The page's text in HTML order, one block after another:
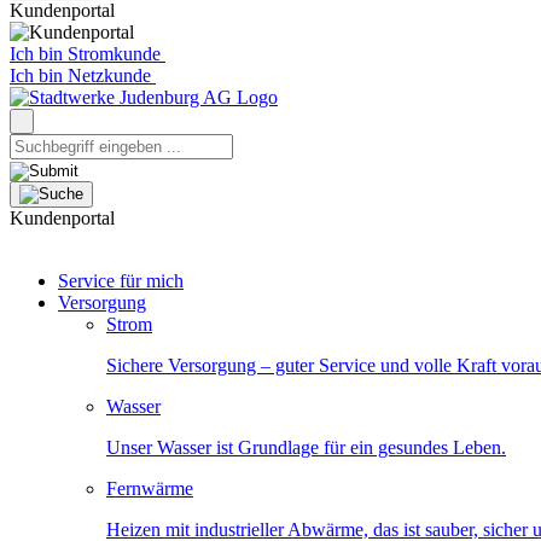
Kundenportal
Ich bin Stromkunde
Ich bin Netzkunde
Kundenportal
Service für mich
Versorgung
Strom
Sichere Versorgung – guter Service und volle Kraft
Wasser
Unser Wasser ist Grundlage für ein gesundes Leben.
Fernwärme
Heizen mit industrieller Abwärme, das ist sauber, sicher